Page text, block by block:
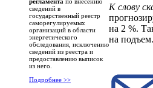
регламента по внесению
сведений в
государственный реестр
саморегулируемых
организаций в области
энергетического
обследования, исключению
сведений из реестра и
предоставлению выписок
из него.
Подробнее >>
К слову
на 2 %.
на подъем.